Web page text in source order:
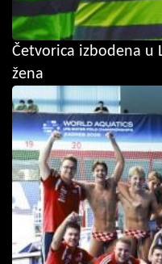
Četvorica izbodena u
žena